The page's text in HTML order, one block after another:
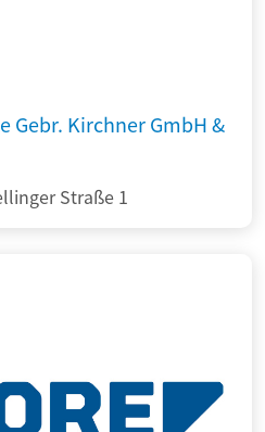
Gebr. Kirchner GmbH &
Straße 1